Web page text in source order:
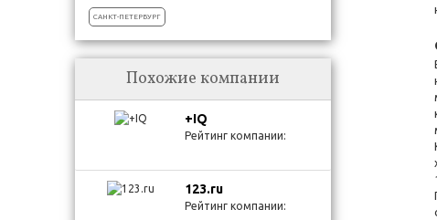
САНКТ-ПЕТЕРБУРГ
Похожие компании
+IQ
Рейтинг компании:
123.ru
Рейтинг компании: